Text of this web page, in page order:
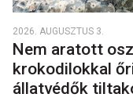
2026. AUGUSZTUS 3.
Nem aratott
krokodilokkal
állatvédők